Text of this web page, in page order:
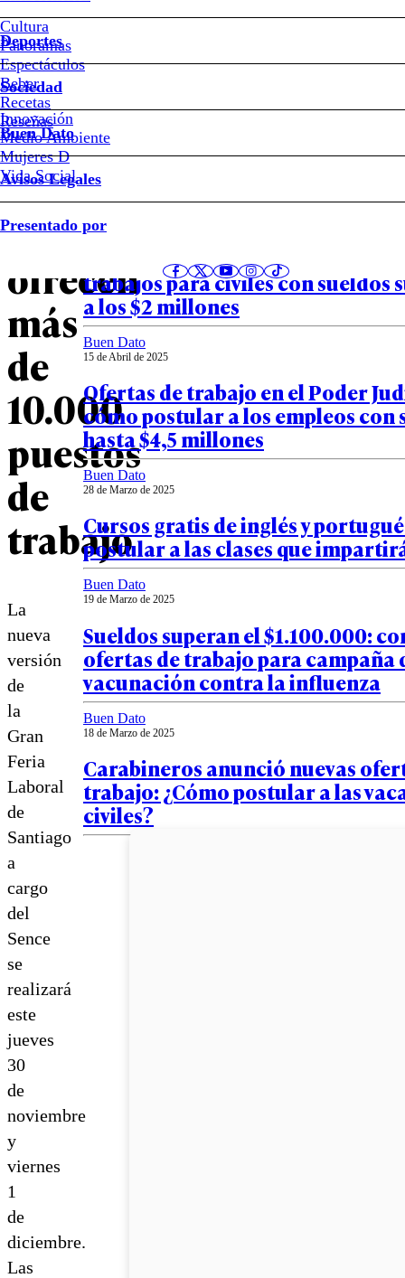
Cultura
Panoramas
Espectáculos
Beber
Recetas
Reseñas
Deportes
Sociedad
Innovación
Medio Ambiente
Mujeres D
Vida Social
Buen Dato
Avisos Legales
Presentado por
Nueva
feria
laboral
Sence:
se
ofrecen
más
de
10.000
puestos
de
trabajo
La
nueva
versión
de
la
Gran
Feria
Laboral
de
Santiago
a
cargo
del
Sence
se
realizará
este
jueves
30
de
noviembre
y
viernes
1
de
diciembre.
Las
Notas relacionadas
17 de Abril de 2025
Trabaja en la PDI: nuevas ofertas
trabajos para civiles con sueldos
a los $2 millones
Buen Dato
15 de Abril de 2025
Ofertas de trabajo en el Poder
cómo postular a los empleos con
hasta $4,5 millones
Buen Dato
28 de Marzo de 2025
Cursos gratis de inglés y
postular a las clases que
Buen Dato
19 de Marzo de 2025
Sueldos superan el $1.100.000:
ofertas de trabajo para campaña
vacunación contra la influenza
Buen Dato
18 de Marzo de 2025
Carabineros anunció nuevas
trabajo: ¿Cómo postular a las
civiles?